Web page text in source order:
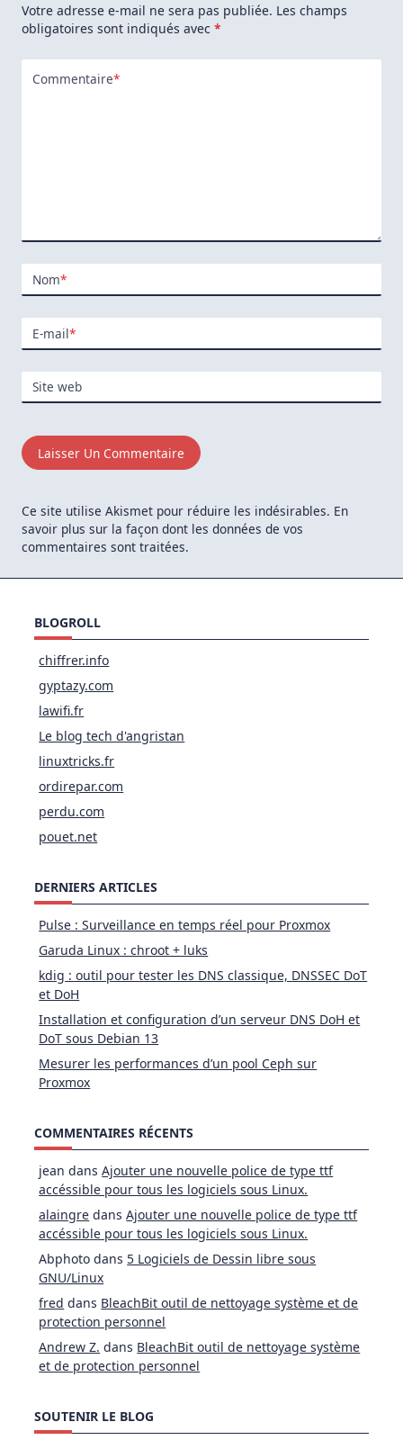
Votre adresse e-mail ne sera pas publiée. Les champs
obligatoires sont indiqués avec *
Commentaire*
Nom*
E-mail*
Site web
Ce site utilise Akismet pour réduire les indésirables. En
savoir plus sur la façon dont les données de vos
commentaires sont traitées.
BLOGROLL
chiffrer.info
gyptazy.com
lawifi.fr
Le blog tech d'angristan
linuxtricks.fr
ordirepar.com
perdu.com
pouet.net
DERNIERS ARTICLES
Pulse : Surveillance en temps réel pour Proxmox
Garuda Linux : chroot + luks
kdig : outil pour tester les DNS classique, DNSSEC DoT
et DoH
Installation et configuration d’un serveur DNS DoH et
DoT sous Debian 13
Mesurer les performances d’un pool Ceph sur
Proxmox
COMMENTAIRES RÉCENTS
jean dansAjouter une nouvelle police de type ttf
accéssible pour tous les logiciels sous Linux.
alaingre dansAjouter une nouvelle police de type ttf
accéssible pour tous les logiciels sous Linux.
Abphoto dans 5 Logiciels de Dessin libre sous
GNU/Linux
fred dans BleachBit outil de nettoyage système et de
protection personnel
Andrew Z. dans BleachBit outil de nettoyage système
et de protection personnel
SOUTENIR LE BLOG